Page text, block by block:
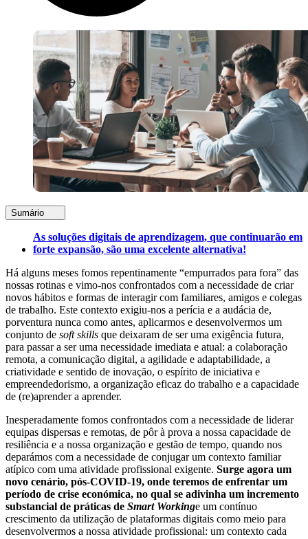
Sumário
As soluções digitais de aprendizagem, que continuarão em
forte expansão, são uma excelente alternativa!
Há alguns meses fomos repentinamente “empurrados para fora” das
nossas rotinas e vimo-nos confrontados com a necessidade de criar
novos hábitos e formas de interagir com familiares, amigos e colegas
de trabalho. Este contexto exigiu-nos a perícia e a audácia de,
porventura nunca como antes, aplicarmos e desenvolvermos um
conjunto de soft skills que deixaram de ser uma exigência futura,
para passar a ser uma necessidade imediata e atual: a colaboração
remota, a comunicação digital, a agilidade e adaptabilidade, a
criatividade e sentido de inovação, o espírito de iniciativa e
empreendedorismo, a organização eficaz do trabalho e a capacidade
de (re)aprender a aprender.
Inesperadamente fomos confrontados com a necessidade de liderar
equipas dispersas e remotas, de pôr à prova a nossa capacidade de
resiliência e a nossa organização e gestão de tempo, quando nos
deparámos com a necessidade de conjugar um contexto familiar
atípico com uma atividade profissional exigente. Surge agora um
novo cenário, pós-COVID-19, onde teremos de enfrentar um
período de crise económica, no qual se adivinha um incremento
substancial de práticas de Smart Workinge um contínuo
crescimento da utilização de plataformas digitais como meio para
desenvolvermos a nossa atividade profissional: um contexto cada